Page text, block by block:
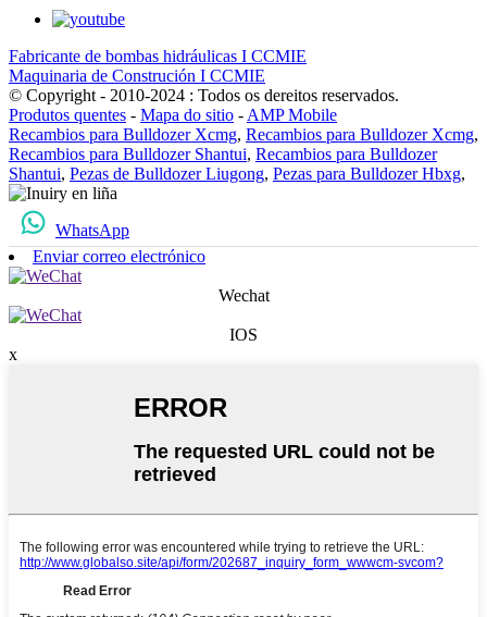
Fabricante de bombas hidráulicas I CCMIE
Maquinaria de Construción I CCMIE
© Copyright - 2010-2024 : Todos os dereitos reservados.
Produtos quentes - Mapa do sitio - AMP Mobile
Recambios para Bulldozer Xcmg, Recambios para Bulldozer Xcmg,
Recambios para Bulldozer Shantui, Recambios para Bulldozer
Shantui, Pezas de Bulldozer Liugong, Pezas para Bulldozer Hbxg,
WhatsApp
Enviar correo electrónico
Wechat
IOS
x